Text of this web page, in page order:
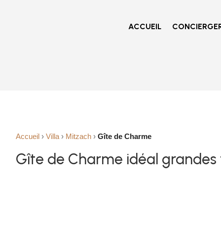
ACCUEIL
Accueil › Villa › Mitzach › Gîte de Charme
Gîte de Charme idéal grandes